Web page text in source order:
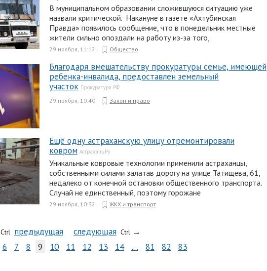
В муниципальном образовании сложившуюся ситуацию уже
назвали критической. Накануне в газете «Ахтубинская
Правда» появилось сообщение, что в понедельник местные
жители сильно опоздали на работу из-за того,
29 ноября, 11:12 Общество
Благодаря вмешательству прокуратуры семье, имеющей
ребенка-инвалида, предоставлен земельный
участок Прокуратура РФ
29 ноября, 10:40 Закон и право
Ещё одну астраханскую улицу отремонтировали
ковром Астрахань.Ру
Уникальные ковровые технологии применили астраханцы,
собственными силами залатав дорогу на улице Татищева, 61,
недалеко от конечной остановки общественного транспорта.
Случай не единственный, поэтому горожане
29 ноября, 10:32 ЖКХ и транспорт
Ctrl предыдущая следующая Ctrl →
6 7 8 9 10 11 12 13 14 … 81 82 83